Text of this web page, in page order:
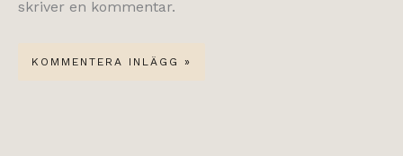
skriver en kommentar.